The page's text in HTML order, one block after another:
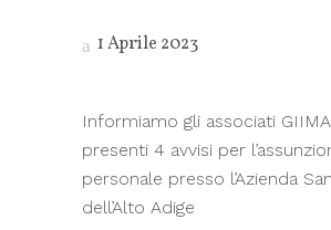
1 Aprile 2023
Informiamo gli associati
presenti 4 avvisi per
personale presso l’Azienda
dell’Alto Adige